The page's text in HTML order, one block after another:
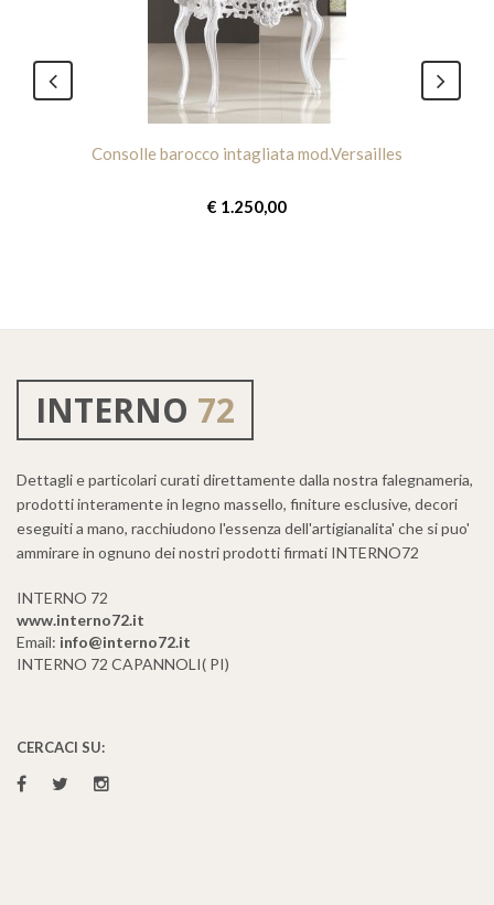
Consolle barocco intagliata mod.Versailles
€ 1.250,00
INTERNO 72
Dettagli e particolari curati direttamente dalla nostra falegnameria,
prodotti interamente in legno massello, finiture esclusive, decori
eseguiti a mano, racchiudono l'essenza dell'artigianalita' che si puo'
ammirare in ognuno dei nostri prodotti firmati INTERNO72
INTERNO 72
www.interno72.it
Email: info@interno72.it
INTERNO 72 CAPANNOLI( PI)
CERCACI SU: